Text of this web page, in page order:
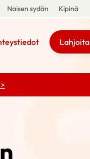
Naisen sydän Kipinä
Lahjoita